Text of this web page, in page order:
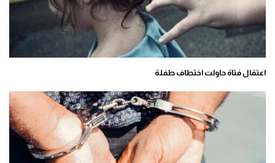
اعتقال فتاة حاولت اختطاف طفلة